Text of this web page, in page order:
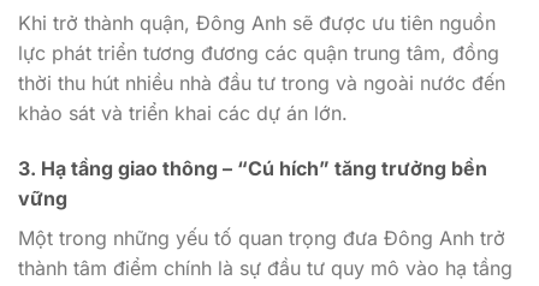
Khi trở thành quận, Đông Anh sẽ được ưu tiên nguồn
lực phát triển tương đương các quận trung tâm, đồng
thời thu hút nhiều nhà đầu tư trong và ngoài nước đến
khảo sát và triển khai các dự án lớn.
3. Hạ tầng giao thông – “Cú hích” tăng trưởng bền
vững
Một trong những yếu tố quan trọng đưa Đông Anh trở
thành tâm điểm chính là sự đầu tư quy mô vào hạ tầng